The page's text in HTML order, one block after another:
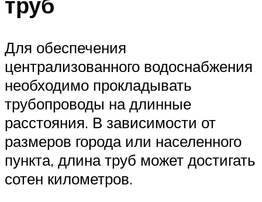
Для обеспечения
централизованного водоснабжения
необходимо прокладывать
трубопроводы на длинные
расстояния. В зависимости от
размеров города или населенного
пункта, длина труб может достигать
сотен километров.